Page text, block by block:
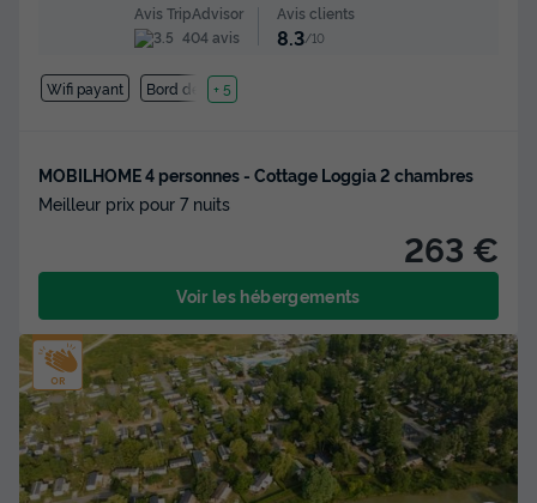
Avis TripAdvisor
404 avis
Avis clients
8.3/10
Wifi payant Bord de mer
+ 5
MOBILHOME 4 personnes - Cottage Loggia 2 chambres
Meilleur prix pour 7 nuits
263 €
Voir les hébergements